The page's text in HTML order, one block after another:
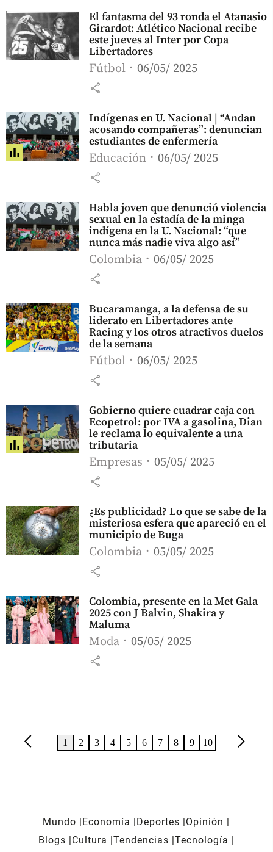
El fantasma del 93 ronda el Atanasio
Girardot: Atlético Nacional recibe
este jueves al Inter por Copa
Libertadores
Fútbol 06/05/ 2025
share
Indígenas en U. Nacional | “Andan
acosando compañeras”: denuncian
estudiantes de enfermería
Educación 06/05/ 2025
share
Habla joven que denunció violencia
sexual en la estadía de la minga
indígena en la U. Nacional: “que
nunca más nadie viva algo así”
Colombia 06/05/ 2025
share
Bucaramanga, a la defensa de su
liderato en Libertadores ante
Racing y los otros atractivos duelos
de la semana
Fútbol 06/05/ 2025
share
Gobierno quiere cuadrar caja con
Ecopetrol: por IVA a gasolina, Dian
le reclama lo equivalente a una
tributaria
Empresas 05/05/ 2025
share
¿Es publicidad? Lo que se sabe de la
misteriosa esfera que apareció en el
municipio de Buga
Colombia 05/05/ 2025
share
Colombia, presente en la Met Gala
2025 con J Balvin, Shakira y
Maluma
Moda 05/05/ 2025
share
arrow_back_ios 1 2 3 4 5 6 7 8 9 10 arrow_forward_ios
Mundo Economía Deportes
Opinión
Blogs
Cultura Tendencias Tecnología